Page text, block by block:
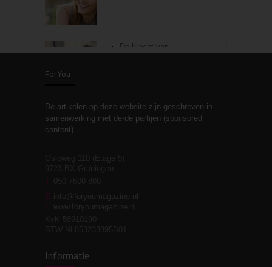
De kracht van
Stiefouderschap en
relaties
moeite!
ForYou
De artikelen op deze website zijn geschreven in
samenwerking met derde partijen (sponsored
content).
T
E info@foryoumagazine.nl
www.foryoumagazine.nl
Informatie